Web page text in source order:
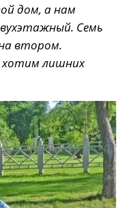
дом, а нам
Семь
втором.
хотим лишних